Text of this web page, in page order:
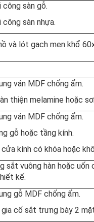
công sàn gỗ.
công sàn nhựa.
và lót gạch men khổ
ván MDF chống ẩm.
thiện melamine hoặc
ván MDF chống ẩm.
gỗ hoặc tầng kính.
cửa kính có khóa hoặc
sắt vuông hàn hoặc uốn
kế.
gỗ MDF chống ẩm.
gia cố sắt trưng bày 2